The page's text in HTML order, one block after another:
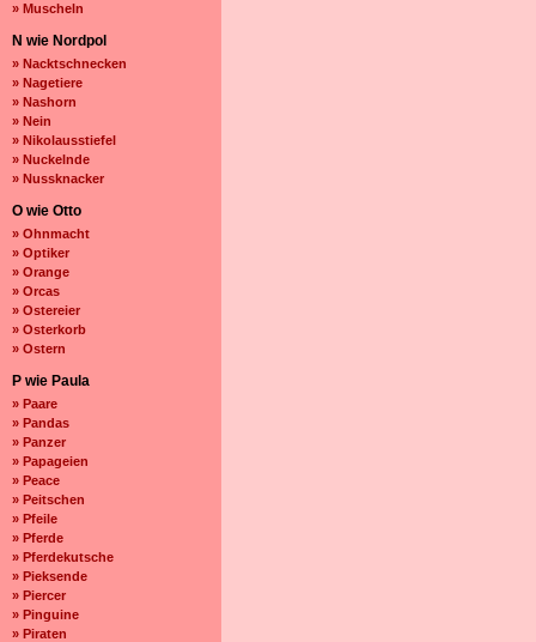
» Muscheln
N wie Nordpol
» Nacktschnecken
» Nagetiere
» Nashorn
» Nein
» Nikolausstiefel
» Nuckelnde
» Nussknacker
O wie Otto
» Ohnmacht
» Optiker
» Orange
» Orcas
» Ostereier
» Osterkorb
» Ostern
P wie Paula
» Paare
» Pandas
» Panzer
» Papageien
» Peace
» Peitschen
» Pfeile
» Pferde
» Pferdekutsche
» Pieksende
» Piercer
» Pinguine
» Piraten